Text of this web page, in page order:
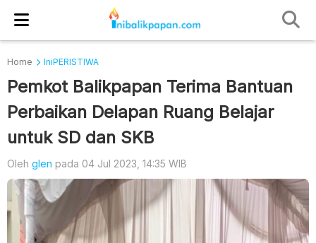
Home IniPERISTIWA
Pemkot Balikpapan Terima Bantuan
Perbaikan Delapan Ruang Belajar
untuk SD dan SKB
Oleh glen pada 04 Jul 2023, 14:35 WIB